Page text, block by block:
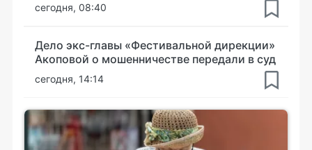
сегодня, 08:40
Дело экс-главы «Фестивальной дирекции»
Акоповой о мошенничестве передали в суд
сегодня, 14:14